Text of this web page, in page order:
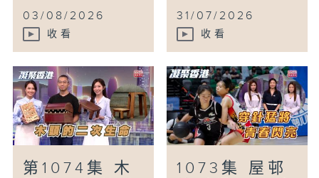
03/08/2026
收看
31/07/2026
收看
第1074集 木
1073集 屋邨